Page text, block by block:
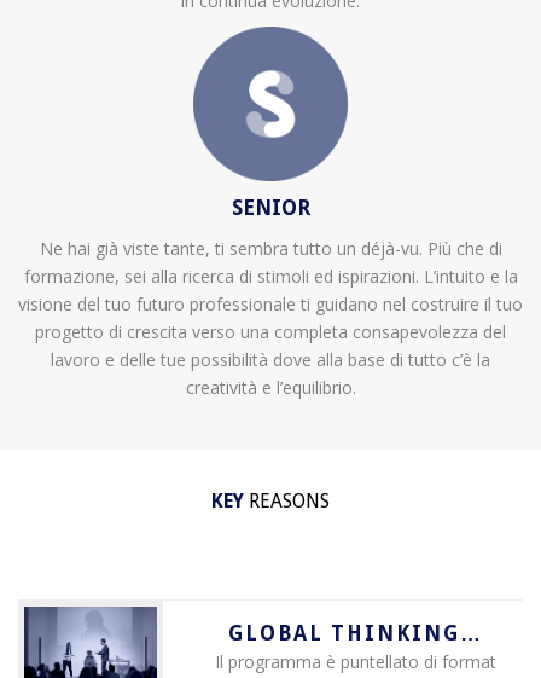
SENIOR
Ne hai già viste tante, ti sembra tutto un déjà-vu. Più che di
formazione, sei alla ricerca di stimoli ed ispirazioni. L’intuito e la
visione del tuo futuro professionale ti guidano nel costruire il tuo
progetto di crescita verso una completa consapevolezza del
lavoro e delle tue possibilità dove alla base di tutto c’è la
creatività e l’equilibrio.
KEY REASONS
GLOBAL THINKING…
Il programma è puntellato di format